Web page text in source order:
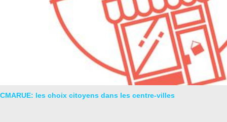
CMARUE: les choix citoyens dans les centre-villes